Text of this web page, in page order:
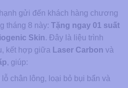
gửi đến khách hàng chương
tháng 8 này: Tặng ngay 01 suất
Skin. Đây là liệu trình
kết hợp giữa Laser Carbon và
, giúp:
lỗ chân lông, loại bỏ bụi bẩn và